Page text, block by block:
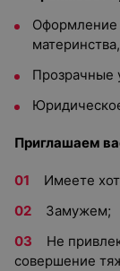
Оформление
Прозрачные
Приглашаем
Имеете
Замужем;
Не
совершение